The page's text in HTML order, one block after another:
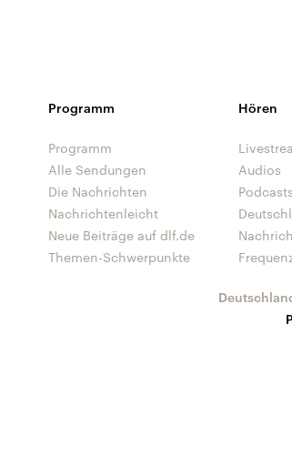
Programm
Programm
Alle Sendungen
Die Nachrichten
Nachrichtenleicht
Neue Beiträge auf dlf.de
Themen-Schwerpunkte
Hören
Audios
Podcasts